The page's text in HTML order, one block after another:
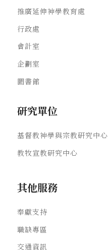
推廣延伸神學教育處
行政處
會計室
企劃室
圖書館
研究單位
基督教神學與宗教研究中心
教牧宣教研究中心
其他服務
奉獻支持
職缺專區
交通資訊